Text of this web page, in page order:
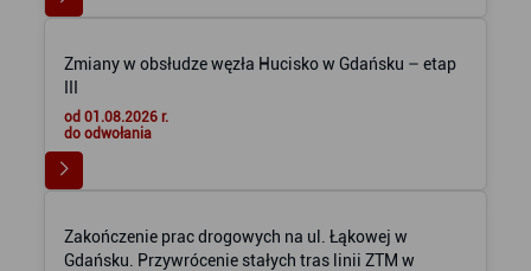
Zmiany w obsłudze węzła Hucisko w Gdańsku – etap
od 01.08.2026 r.
do odwołania
Zakończenie prac drogowych na ul. Łąkowej w
Gdańsku. Przywrócenie stałych tras linii ZTM w